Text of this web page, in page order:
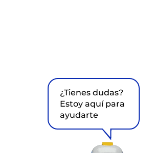
¿Tienes dudas?
Estoy aquí para
ayudarte